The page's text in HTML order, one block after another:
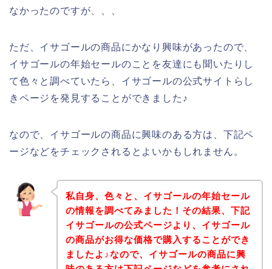
なかったのですが、、、
ただ、イサゴールの商品にかなり興味があったので、
イサゴールの年始セールのことを友達にも聞いたりし
て色々と調べていたら、イサゴールの公式サイトらし
きページを発見することができました♪
なので、イサゴールの商品に興味のある方は、下記ペ
ージなどをチェックされるとよいかもしれません。
私自身、色々と、イサゴールの年始セール
の情報を調べてみました！その結果、下記
イサゴールの公式ページより、イサゴール
の商品がお得な価格で購入することができ
ましたよ♪なので、イサゴールの商品に興